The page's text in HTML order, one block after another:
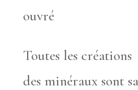
ouvré
Toutes les
des minéraux sont